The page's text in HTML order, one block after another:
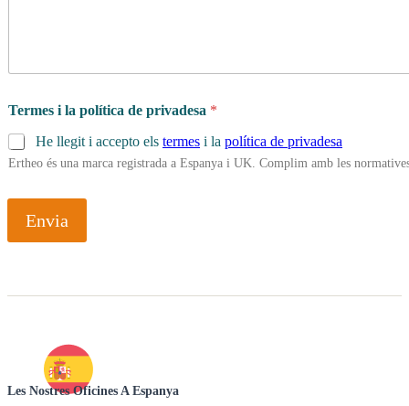
Termes i la política de privadesa *
He llegit i accepto els termes i la política de privadesa
Ertheo és una marca registrada a Espanya i UK. Complim amb les
Envia
Les Nostres Oficines A Espanya